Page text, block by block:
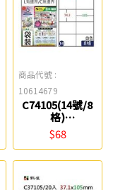
商品代號 :
10614679
C74105(14號/8
格)
74.3x105mm A4
三用電腦標籤 鶴
屋
$68